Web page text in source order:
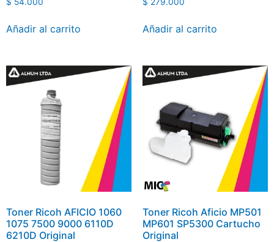
Añadir al carrito Añadir al carrito
Toner Ricoh AFICIO 1060
1075 7500 9000 6110D
6210D Original
Toner Ricoh Aficio MP501
MP601 SP5300 Cartucho
Original